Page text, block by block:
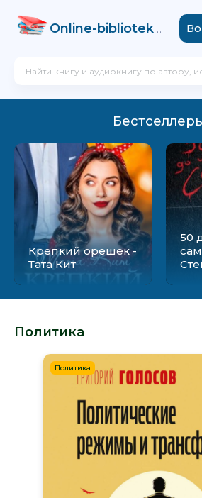
Online-biblioteka .com
Крепкий орешек -
Тата Кит
50
Политика
Политика